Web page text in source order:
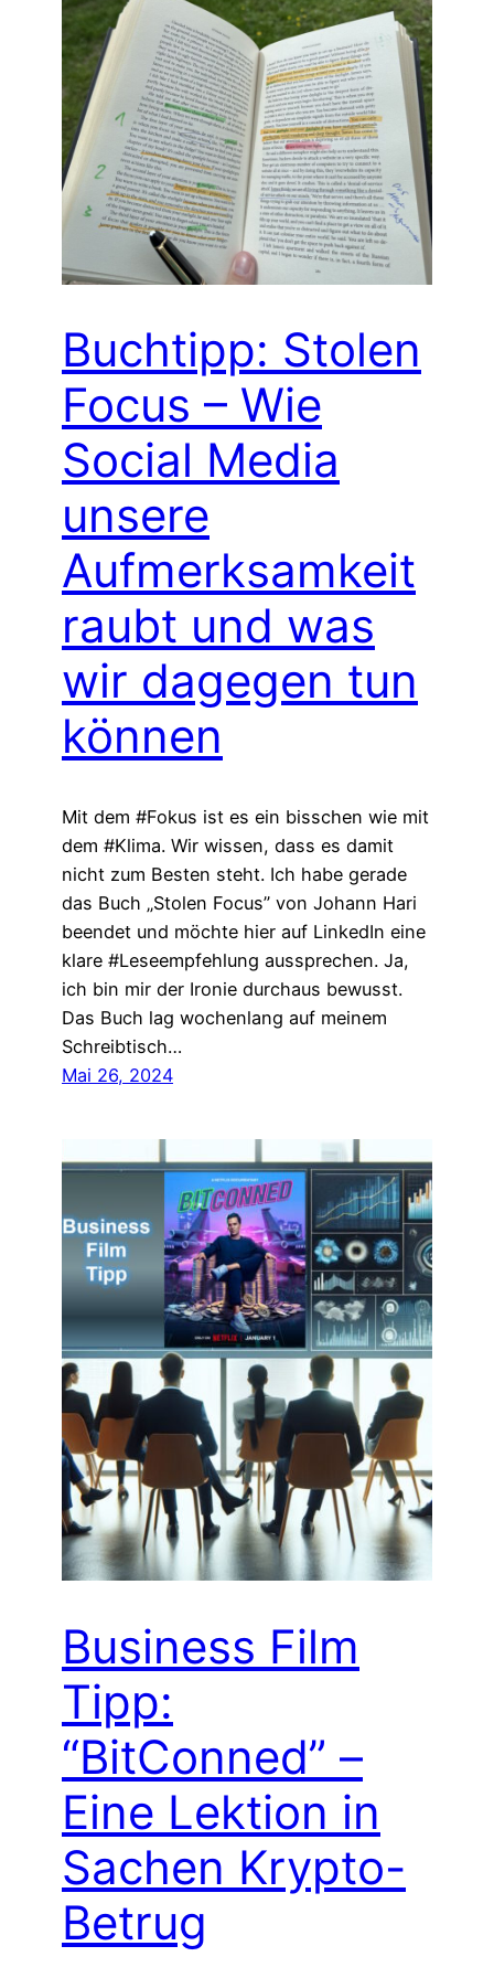
Buchtipp: Stolen
Focus – Wie
Social Media
unsere
Aufmerksamkeit
raubt und was
wir dagegen tun
können
Mit dem #Fokus ist es ein bisschen wie mit
dem #Klima. Wir wissen, dass es damit
nicht zum Besten steht. Ich habe gerade
das Buch „Stolen Focus” von Johann Hari
beendet und möchte hier auf LinkedIn eine
klare #Leseempfehlung aussprechen. Ja,
ich bin mir der Ironie durchaus bewusst.
Das Buch lag wochenlang auf meinem
Schreibtisch…
Mai 26, 2024
Business Film
Tipp:
“BitConned” –
Eine Lektion in
Sachen Krypto-
Betrug